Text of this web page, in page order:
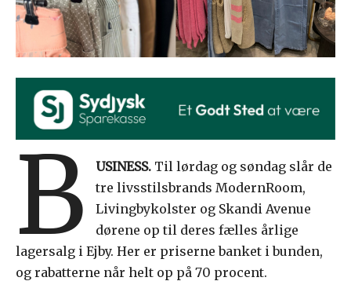
B USINESS. Til lørdag og søndag slår de
tre livsstilsbrands ModernRoom,
Livingbykolster og Skandi Avenue
dørene op til deres fælles årlige
lagersalg i Ejby. Her er priserne banket i bunden,
og rabatterne når helt op på 70 procent.